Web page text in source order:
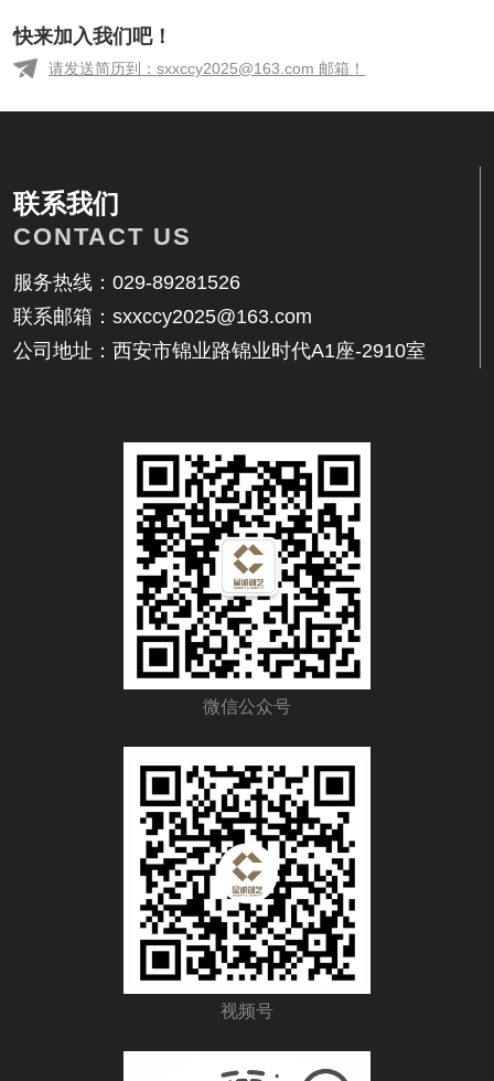
快来加入我们吧！
请发送简历到：sxxccy2025@163.com 邮箱！
联系我们
CONTACT US
服务热线：029-89281526
联系邮箱：sxxccy2025@163.com
公司地址：西安市锦业路锦业时代A1座-2910室
邮箱：17392559914@qq.com
电话：029-89281526
客服：17392559914
传真：029-89281526
微信公众号
视频号